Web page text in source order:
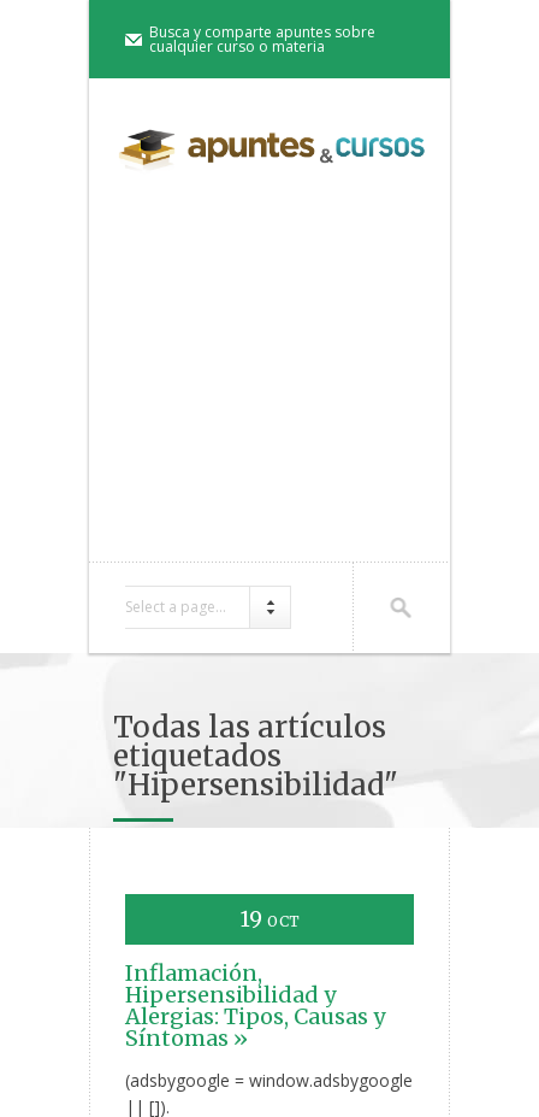
Busca y comparte apuntes sobre
cualquier curso o materia
Select a page...
Todas las artículos
etiquetados
"Hipersensibilidad"
19 OCT
Inflamación,
Hipersensibilidad y
Alergias: Tipos, Causas y
Síntomas »
(adsbygoogle = window.adsbygoogle
|| []).